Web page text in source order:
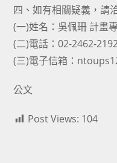
四、如有相關疑義，請
(一)姓名：吳佩珊 計畫
(二)電話：02-2462-
(三)電子信箱：
公文
Post Views: 104